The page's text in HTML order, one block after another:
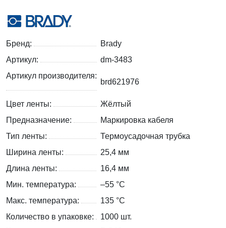
Бренд:
Brady
Артикул:
dm-3483
Артикул производителя:
brd621976
Цвет ленты:
Жёлтый
Предназначение:
Маркировка кабеля
Тип ленты:
Термоусадочная трубка
Ширина ленты:
25,4 мм
Длина ленты:
16,4 мм
Мин. температура:
–55 °С
Макс. температура:
135 °С
Количество в упаковке:
1000 шт.